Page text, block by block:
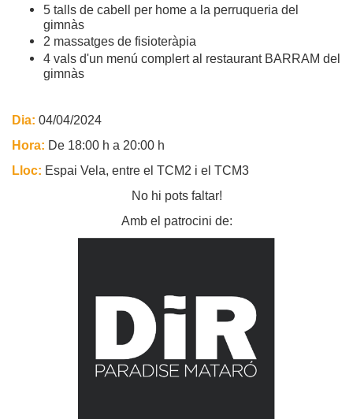
5 talls de cabell per home a la perruqueria del
gimnàs
2 massatges de fisioteràpia
4 vals d'un menú complert al restaurant BARRAM del
gimnàs
Dia: 04/04/2024
Hora: De 18:00 h a 20:00 h
Lloc: Espai Vela, entre el TCM2 i el TCM3
No hi pots faltar!
Amb el patrocini de: